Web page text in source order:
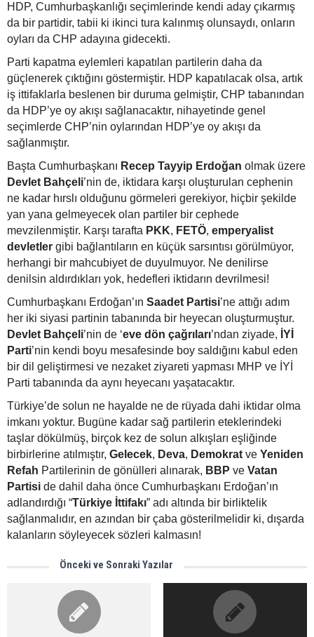
HDP, Cumhurbaşkanlığı seçimlerinde kendi aday çıkarmış
da bir partidir, tabii ki ikinci tura kalınmış olunsaydı, onların
oyları da CHP adayına gidecekti.
Parti kapatma eylemleri kapatılan partilerin daha da
güçlenerek çıktığını göstermiştir. HDP kapatılacak olsa, artık
iş ittifaklarla beslenen bir duruma gelmiştir, CHP tabanından
da HDP’ye oy akışı sağlanacaktır, nihayetinde genel
seçimlerde CHP’nin oylarından HDP’ye oy akışı da
sağlanmıştır.
Başta Cumhurbaşkanı Recep Tayyip Erdoğan olmak üzere
Devlet Bahçeli’nin de, iktidara karşı oluşturulan cephenin
ne kadar hırslı olduğunu görmeleri gerekiyor, hiçbir şekilde
yan yana gelmeyecek olan partiler bir cephede
mevzilenmiştir. Karşı tarafta PKK, FETÖ, emperyalist
devletler gibi bağlantıların en küçük sarsıntısı görülmüyor,
herhangi bir mahcubiyet de duyulmuyor. Ne denilirse
denilsin aldırdıkları yok, hedefleri iktidarın devrilmesi!
Cumhurbaşkanı Erdoğan’ın Saadet Partisi’ne attığı adım
her iki siyasi partinin tabanında bir heyecan oluşturmuştur.
Devlet Bahçeli’nin de ‘eve dön çağrıları’ndan ziyade, İYİ
Parti’nin kendi boyu mesafesinde boy saldığını kabul eden
bir dil geliştirmesi ve nezaket ziyareti yapması MHP ve İYİ
Parti tabanında da aynı heyecanı yaşatacaktır.
Türkiye’de solun ne hayalde ne de rüyada dahi iktidar olma
imkanı yoktur. Bugüne kadar sağ partilerin eteklerindeki
taşlar dökülmüş, birçok kez de solun alkışları eşliğinde
birbirlerine atılmıştır, Gelecek, Deva, Demokrat ve Yeniden
Refah Partilerinin de gönülleri alınarak, BBP ve Vatan
Partisi de dahil daha önce Cumhurbaşkanı Erdoğan’ın
adlandırdığı “Türkiye İttifakı” adı altında bir birliktelik
sağlanmalıdır, en azından bir çaba gösterilmelidir ki, dışarda
kalanların söyleyecek sözleri kalmasın!
Önceki ve Sonraki Yazılar